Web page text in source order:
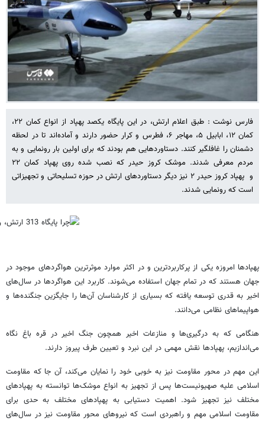
فارس نوشت : طبق اعلام ارتش، در این پایگاه یکصد پهپاد از انواع کمان ۲۲،
کمان ۱۲، ابابیل ۵، مهاجر ۶، فطرس و کرار حضور دارند و آماده‌اند تا در لحظه
دشمنان را غافلگیر کنند. دستاوردهایی هم بودند که برای اولین بار رونمایی و به
مردم معرفی شدند. موشک کروز حیدر که نصب شده روی پهپاد کمان ۲۲
و پهپاد کروز حیدر ۲ نیز دیگر دستاوردهای ارتش در حوزه تسلیحاتی و تجهیزاتی
است که رونمایی شدند.
پهپادها امروزه یکی از پرکاربردترین و در اکثر موارد موثرترین هواگردهای موجود در
جهان هستند که در تمام جهان استفاده می‌شوند. کاربرد این هواگردها در سال‌های
اخیر به قدری توسعه یافته که بسیاری از کارشناسان آن‌ها را جایگزین جنگنده‌ها و
هواپیماهای نظامی می‌دانند.
هنگامی که به درگیری‌ها و منازعات اخیر همچون جنگ اخیر در قره باغ نگاه
می‌اندازیم، پهپادها نقش مهمی در این نبرد و تعیین طرف پیروز دارند.
این مهم در محور مقاومت نیز به خوبی خود را نمایان می‌کند، آن جا که مقاومت
اسلامی علیه صهیونیست‌ها پس از تجهیز به انواع موشک‌ها توانسته به پهپادهای
مختلف نیز تجهیز شود. اهمیت دستیابی به پهپادهای مختلف به حدی برای
مقاومت اسلامی مهم و راهبردی است که نیروهای محور مقاومت نیز در سال‌های